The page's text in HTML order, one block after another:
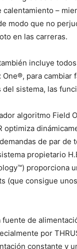
–
modo que no
en las carreras.
incluye
para cambiar
del sistema, las
algoritmo Field
optimiza
de par de
propietario
proporciona
(que consigue
fuente de
por
constante y